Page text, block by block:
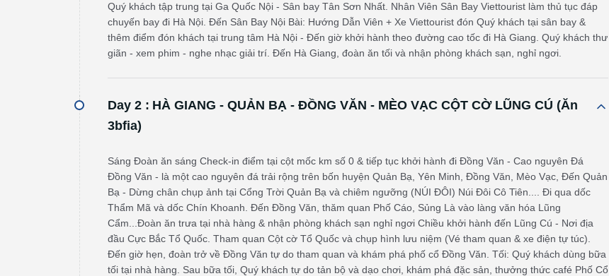
Quý khách tập trung tại Ga Quốc Nội - Sân bay Tân Sơn Nhất. Nhân Viên Sân Bay Viettourist làm thủ tục đáp
chuyến bay đi Hà Nội. Đến Sân Bay Nội Bài: Hướng Dẫn Viên + Xe Viettourist đón Quý khách tại sân bay &
thêm điểm đón khách tại trung tâm Hà Nội - Đến giờ khởi hành theo đường cao tốc đi Hà Giang. Quý khách thư
giãn - xem phim - nghe nhạc giải trí. Đến Hà Giang, đoàn ăn tối và nhận phòng khách sạn, nghỉ ngơi.
Day 2 : HÀ GIANG - QUẢN BẠ - ĐỒNG VĂN - MÈO VẠC CỘT CỜ LŨNG CÚ (Ăn
3bfia)
Sáng Đoàn ăn sáng Check-in điểm tại cột mốc km số 0 & tiếp tục khởi hành đi Đồng Văn - Cao nguyên Đá
Đồng Văn - là một cao nguyên đá trải rộng trên bốn huyện Quản Bạ, Yên Minh, Đồng Văn, Mèo Vạc, Đến Quản
Bạ - Dừng chân chụp ảnh tại Cổng Trời Quản Bạ và chiêm ngưỡng (NÚI ĐÔI) Núi Đôi Cô Tiên.... Đi qua dốc
Thẩm Mã và dốc Chín Khoanh. Đến Đồng Văn, thăm quan Phố Cáo, Sủng Là vào làng văn hóa Lũng
Cẩm...Đoàn ăn trưa tại nhà hàng & nhận phòng khách sạn nghỉ ngơi Chiều khởi hành đến Lũng Cú - Nơi địa
đầu Cực Bắc Tổ Quốc. Tham quan Cột cờ Tổ Quốc và chụp hình lưu niệm (Vé tham quan & xe điện tự túc).
Đến giờ hẹn, đoàn trở về Đồng Văn tự do tham quan và khám phá phố cổ Đồng Văn. Tối: Quý khách dùng bữa
tối tại nhà hàng. Sau bữa tối, Quý khách tự do tản bộ và dạo chơi, khám phá đặc sản, thưởng thức café Phố Cổ